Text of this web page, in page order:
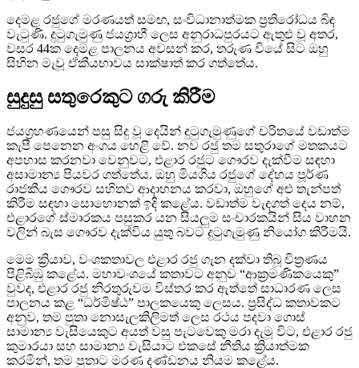
දෙමළ රජුගේ මරණයත් සමඟ, සංවිධානාත්මක ප්‍රතිරෝධය බිඳ
වැටුණි. දුටුගැමුණු ජයග්‍රාහී ලෙස අනුරාධපුරයට ඇතුළු වූ අතර,
වසර 44ක දෙමළ පාලනය අවසන් කර, තරුණ වියේ සිට ඔහු
සිහින මැවූ ඒකීයභාවය සාක්ෂාත් කර ගත්තේය.
සුදුසු සතුරෙකුට ගරු කිරීම
ජයග්‍රහණයෙන් පසු සිදු වූ දෙයින් දුටුගැමුණුගේ චරිතයේ වඩාත්ම
කැපී පෙනෙන අංගය හෙළි වේ. නව රජු තම සතුරාගේ මතකයට
අපහාස කරනවා වෙනුවට, එළාර රජුට ගෞරව දැක්වීම සඳහා
අසාමාන්‍ය පියවර ගත්තේය. ඔහු මියගිය රජුගේ දේහය පූර්ණ
රාජකීය ගෞරව සහිතව ආදාහනය කරවා, ඔහුගේ අළු තැන්පත්
කිරීම සඳහා සොහොනක් ඉදි කළේය. වඩාත්ම වැදගත් දෙය නම්,
එළාරගේ ස්මාරකය පසුකර යන සියලුම සංචාරකයින් සිය වාහන
වලින් බැස ගෞරව දැක්විය යුතු බවට දුටුගැමුණු නියෝග කිරීමයි.
මෙම ක්‍රියාව, වංශකතාවල එළාර රජු ගැන දක්වා තිබූ චිත්‍රණය
පිළිබිඹු කළේය. මහාවංශයේ කතාවට අනුව “ආක්‍රමණිකයෙකු”
වුවද, එළාර රජු නිරතුරුවම විස්තර කර ඇත්තේ සාධාරණ ලෙස
පාලනය කළ “ධර්මිෂ්ඨ” පාලකයෙකු ලෙසය. ප්‍රසිද්ධ කතාවකට
අනුව, තම පුතා නොසැලකිලිමත් ලෙස රථය පදවා ගොස්
සාමාන්‍ය වැසියෙකුට අයත් වසු පැටවෙකු මරා දැමූ විට, එළාර රජු
කුමාරයා සහ සාමාන්‍ය වැසියාට එකසේ නීතිය ක්‍රියාත්මක
කරමින්, තම පුතාට මරණ දණ්ඩනය නියම කළේය.